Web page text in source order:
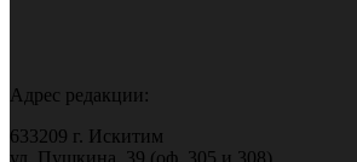
Адрес редакции:
633209 г. Искитим